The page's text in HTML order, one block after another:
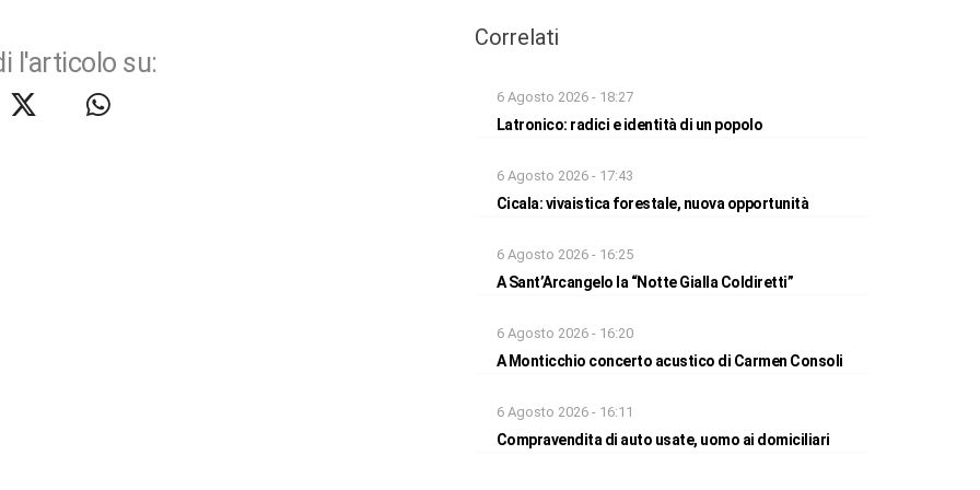
l'articolo su:
Correlati
6 Agosto 2026 - 18:27
Latronico: radici e identità di un popolo
6 Agosto 2026 - 17:43
Cicala: vivaistica forestale, nuova opportunità
6 Agosto 2026 - 16:25
A Sant’Arcangelo la “Notte Gialla Coldiretti”
6 Agosto 2026 - 16:20
A Monticchio concerto acustico di Carmen Consoli
6 Agosto 2026 - 16:11
Compravendita di auto usate, uomo ai domiciliari